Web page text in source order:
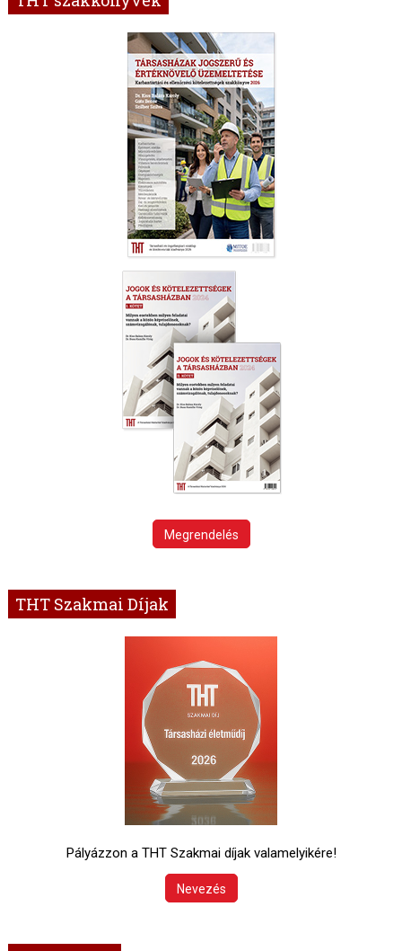
Megrendelés
THT Szakmai Díjak
Pályázzon a THT Szakmai díjak valamelyikére!
Nevezés